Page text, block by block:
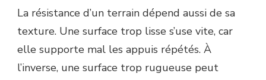
La résistance d’un terrain dépend aussi de sa
texture. Une surface trop lisse s’use vite, car
elle supporte mal les appuis répétés. À
l’inverse, une surface trop rugueuse peut